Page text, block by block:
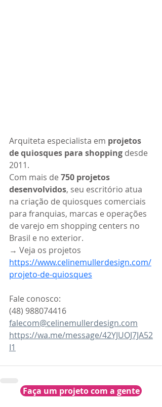
Arquiteta especialista em projetos
de quiosques para shopping desde
2011.
Com mais de 750 projetos
desenvolvidos, seu escritório atua
na criação de quiosques comerciais
para franquias, marcas e operações
de varejo em shopping centers no
Brasil e no exterior.
→ Veja os projetos
https://www.celinemullerdesign.com/
projeto-de-quiosques
Fale conosco:
(48) 988074416
falecom@celinemullerdesign.com
https://wa.me/message/42YJUOJ7JA52
I1
Faça um projeto com a gente